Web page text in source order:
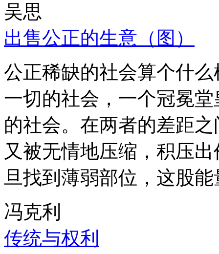
吴思
出售公正的生意（图）
公正稀缺的社会算个什
一切的社会，一个冠冕
的社会。在两者的差距
又被无情地压缩，积压
旦找到薄弱部位，这股
冯克利
传统与权利